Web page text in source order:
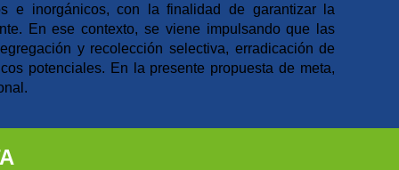
e inorgánicos, con la finalidad de garantizar la
En ese contexto, se viene impulsando que las
y recolección selectiva, erradicación de
potenciales. En la presente propuesta de meta,